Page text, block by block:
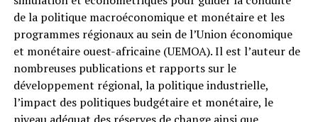
de la politique macroéconomique et monétaire et les
programmes régionaux au sein de l’Union économique
et monétaire ouest-africaine (UEMOA). Il est l’auteur de
nombreuses publications et rapports sur le
développement régional, la politique industrielle,
l’impact des politiques budgétaire et monétaire, le